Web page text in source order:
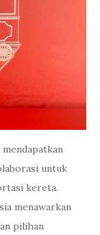
untuk
kereta.
menawarkan
pilihan